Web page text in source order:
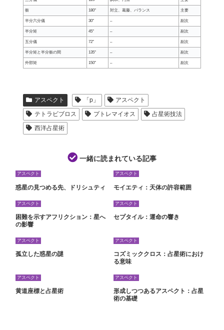
衝 180° 対立、葛藤、バランス 主要
半分六分儀 30° – 副次
半分矩 45° – 副次
五分儀 72° – 副次
半分矩と半分衝の間 135° – 副次
外部矩 150° – 副次
アスペクト 「p」
アスペクト
テトラビブロス
プトレマイオス
占星術技法
西洋占星術
一緒に読まれている記事
アスペクト
惑星の見つめる先、ドリシュティ
アスペクト
モイエティ：天体の許容範囲
アスペクト
困難を示すアフリクション：星へ
の影響
アスペクト
セプタイル：運命の響き
アスペクト
孤立した惑星の謎
アスペクト
コズミッククロス：占星術におけ
る意味
アスペクト
黄道座標と占星術
アスペクト
形成しつつあるアスペクト：占星
術の基礎